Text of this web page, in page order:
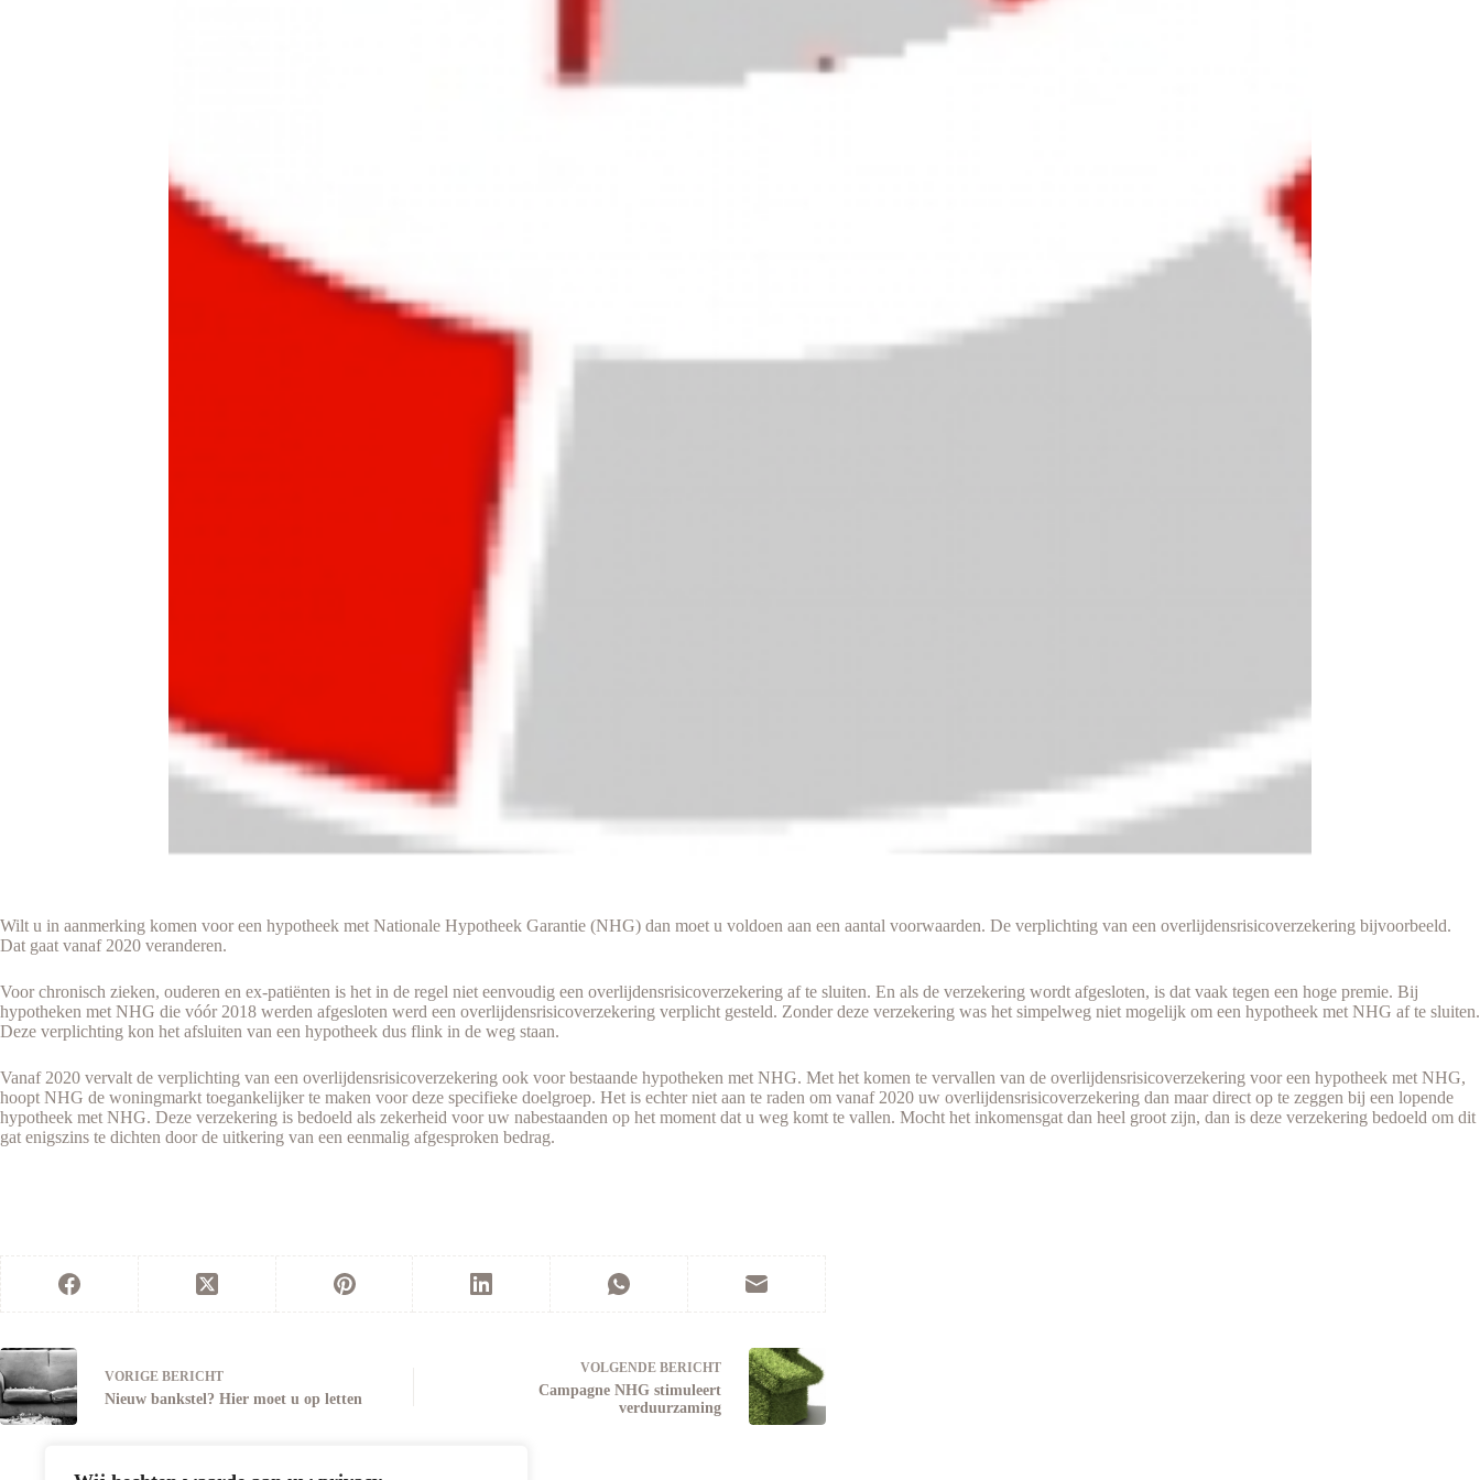
Wilt u in aanmerking komen voor een hypotheek met Nationale Hypotheek Garantie (NHG) dan moet u voldoen aan een aantal voorwaarden. De verplichting van een overlijdensrisicoverzekering bijvoorbeeld.
Dat gaat vanaf 2020 veranderen.
Voor chronisch zieken, ouderen en ex-patiënten is het in de regel niet eenvoudig een overlijdensrisicoverzekering af te sluiten. En als de verzekering wordt afgesloten, is dat vaak tegen een hoge premie. Bij
hypotheken met NHG die vóór 2018 werden afgesloten werd een overlijdensrisicoverzekering verplicht gesteld. Zonder deze verzekering was het simpelweg niet mogelijk om een hypotheek met NHG af te sluiten.
Deze verplichting kon het afsluiten van een hypotheek dus flink in de weg staan.
Vanaf 2020 vervalt de verplichting van een overlijdensrisicoverzekering ook voor bestaande hypotheken met NHG. Met het komen te vervallen van de overlijdensrisicoverzekering voor een hypotheek met NHG,
hoopt NHG de woningmarkt toegankelijker te maken voor deze specifieke doelgroep. Het is echter niet aan te raden om vanaf 2020 uw overlijdensrisicoverzekering dan maar direct op te zeggen bij een lopende
hypotheek met NHG. Deze verzekering is bedoeld als zekerheid voor uw nabestaanden op het moment dat u weg komt te vallen. Mocht het inkomensgat dan heel groot zijn, dan is deze verzekering bedoeld om dit
gat enigszins te dichten door de uitkering van een eenmalig afgesproken bedrag.
VORIGE BERICHT
Nieuw bankstel? Hier moet u op letten
VOLGENDE BERICHT
Campagne NHG stimuleert
verduurzaming